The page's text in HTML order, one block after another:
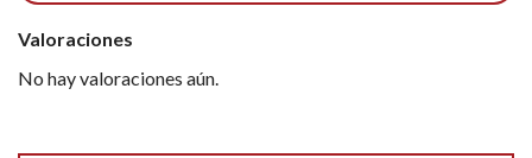
Valoraciones
No hay valoraciones aún.